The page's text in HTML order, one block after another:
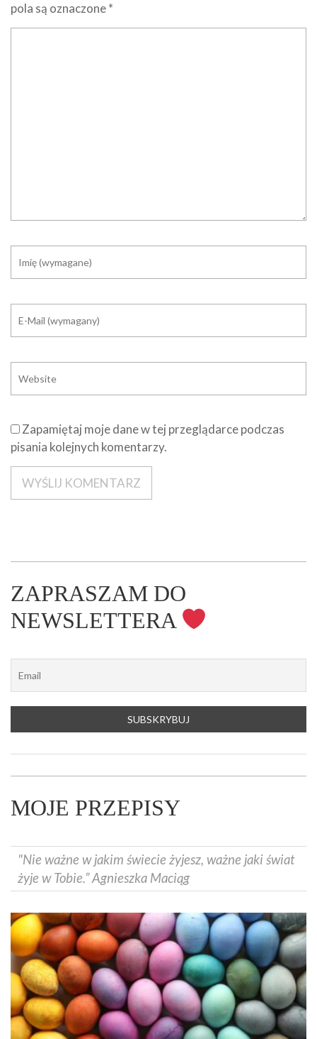
pola są oznaczone*
Zapamiętaj moje dane w tej przeglądarce podczas
pisania kolejnych komentarzy.
ZAPRASZAM DO
NEWSLETTERA
MOJE PRZEPISY
"Nie ważne w jakim świecie żyjesz, ważne jaki świat
żyje w Tobie.” Agnieszka Maciąg